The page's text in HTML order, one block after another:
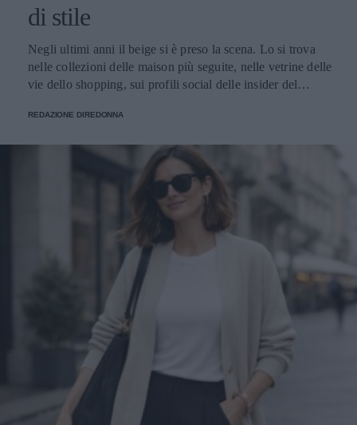
di stile
Negli ultimi anni il beige si è preso la scena. Lo si trova nelle collezioni delle maison più seguite, nelle vetrine delle vie dello shopping, sui profili social delle insider del settore e nei guardaroba delle donne che alla moda dedicano attenzione. È diventato il colore che racconta il momento, quello che torna ogni stagione con declinazioni sempre nuove e che oggi vive un'esposizione mediatica raramente vista in passato. Le ragioni di questa centralità si intrecciano. Il beige risponde perfettamente al gusto contemporaneo per l'eleganza misurata, fatta di toni desaturati e capi pensati per durare. Si adatta splendidamente nei contesti più diversi: in ufficio, a una cena, in un weekend fuori porta, mantenendo sempre lo stesso registro raffinato. E lavora benissimo davanti all'obiettivo, sotto qualunque tipo di luce, su qualunque tipo di sfondo urbano o naturale. Il risultato è che oggi parlare di moda femminile senza nominare il beige è praticamente impossibile. Cappotti, giacche, trench, pantaloni, maglie, accessori: la palette neutra ha colonizzato ogni categoria del guardaroba, con una versatilità che continua a sorprendere addette ai lavori e appassionate. Le mille sfumature di una tonalità solo apparentemente uniforme Dietro al beige si nasconde una gamma cromatica vastissima, fatta di sfumature che cambiano carattere a seconda di quanto pendono verso il caldo o verso il freddo, di quanto sono sature o desaturate, di quanto si avvicinano al bianco o si spingono verso il marrone. Quelle più calde - cammello, biscotto, tabacco, miele - evocano immediatamente comfort e ricchezza. Hanno una nota dorata che richiama i tessuti pregiati come il cashmere e la lana d'agnello, e nelle collezioni invernali fanno la parte del leone. Le si vede su cappotti dal taglio classico, su giacche dalla linea morbida, su maglie oversize pensate per i mesi freddi. Le sfumature fredde - greige, nude rosato, beige cinereo, taupe - raccontano un'altra storia. Sono più contemporanee e sono perfette su tagli netti e silhouette moderne. Hanno conquistato spazio nel gusto urbano delle grandi capitali della moda, da Copenaghen a Tokyo, dove vengono interpretate in chiave minimalista con linee rigorose e proporzioni studiate. Tra questi due poli si muovono i beige neutri, i veri jolly del guardaroba che si abbinano a tutto: ai grigi, ai blu, ai bianchi, ai colori accesi che vogliano un punto di calma. Sono le tonalità che ogni stylist tiene a portata di mano per bilanciare un look senza forzature. A ognuna la sua sfumatura Una delle ragioni del successo del beige è semplice: con la sfumatura giusta, sta bene davvero a tutte. La famiglia cromatica è così ampia che ogni tipo di carnagione trova la sua declinazione ideale - basta scegliere il sottotono adatto al colore della pelle, degli occhi e dei capelli. Le donne con pelle chiara e sottotono freddo trovano la loro dimensione nei greige, nei nude rosati e nei beige cinerei, che dialogano in modo naturale con incarnati tenui. Le pelli ambrate, olivastre o dorate si illuminano con i cammello, i biscotto e i tabacco, che esaltano il calore della carnagione. Le pelli medie con sottotono neutro hanno la fortuna di poter giocare con quasi tutte le sfumature della palette, dalle più chiare alle più sature. Un altro punto di forza è il rapporto con la luce. Sotto il sole estivo il beige si accende e diventa solare, sotto i cieli grigi invernali mantiene calore e presenza, alla luce artificiale degli ambienti chiusi resta sempre raffinato senza appiattirsi. Pochi colori conservano il proprio carattere in ogni condizione di illuminazione, e questa qualità rende il beige un alleato prezioso per le giornate fatte di molti cambi di scena. A questo si aggiunge la sua flessibilità: il beige si adatta a ogni ambiente, dal più formale al più rilassato. Sta bene in ufficio, in una riunione importante, a una cerimonia, a una cena tra amiche, a una passeggiata del sabato pomeriggio. Pochi colori coprono una gamma così ampia di occasioni mantenendo intatta la propria eleganza. Total beige: come indossarlo senza appiattirlo Tra le tendenze più forti degli ultimi anni c'è il total beige look, che consiste nel vestirsi interamente in sfumature della stessa famiglia cromatica, dal capospalla alle scarpe. Una formula che richiede attenzione per riuscire bene, ma che ben dosata regala risultati di grande raffinatezza. Il segreto sta nel giocare con sottotoni vicini ma diversi. Un pantalone color sabbia abbinato a una camicia écru e a un capospalla cammello dà molto più carattere di un look fatto di un'unica identica tonalità ripetuta dalla testa ai piedi. Le piccole variazioni cromatiche danno profondità all'insieme e impediscono l'effetto monotono. Determinante è anche il mix di materiali. Quando il colore è uniforme, sono le texture a fare la differenza: una camicia di seta sotto una giacca di lana, un pantalone di lino con un capospalla in cashmere, accessori in pelle che dialogano con maglie morbide. Il gioco delle superfici tattili è ciò che trasforma un total look beige da banale a sofisticato. Attenzione alla la regola del dettaglio che spezza. Una cintura in cuoio scuro, una collana dorata, un foulard con un accento più caldo o più freddo: piccoli scostamenti che danno ritmo al look e gli regalano carattere senza intaccare la coerenza cromatica. Un accessorio scelto bene fa la differenza tra un outfit elegante e un outfit memorabile. Dal lino estivo al cashmere invernale: una palette per tutto l'anno Una delle qualità più apprezzate del beige è la capacità di accompagnare il guardaroba lungo tutte le stagioni. In estate vive nei lini grezzi, nei cotoni leggeri e nelle sete fresche; in primavera e autunno passa ai twill, ai jersey strutturati e ai velluti; in inverno diventa protagonista delle materie nobili come cashmere, lana vergine, alpaca e mohair. Questa continuità ha cambiato il modo in cui molte donne pensano agli acquisti. Anziché ripartire da capo a ogni cambio di stagione, si ragiona per filoni cromatici che durano nel tempo: capi che dialogano tra loro mese dopo mese, accessori che stanno bene su outfit diversi, una palette che permette di mescolare gli investimenti fatti in momenti differenti dell'anno senza rotture stilistiche. I capispalla sono il terreno dove questa logica dà i risultati migliori. Un cappotto beige si adatta alle occasioni più diverse con una facilità che pochi altri capi possiedono: si presta a tagli classici e contemporanei, dialoga con qualunque palette del guardaroba sottostante, risalta l'eleganza di un completo formale come la vivacità di un look casual. La conferma di questa versatilità si può rintracciare guardando alle proposte di realtà consolidate come Cinzia Rocca, che hanno fatto della sartorialità italiana applicata al capospalla la propria firma: ogni cappotto beige da donna dell’azienda è pensato per durare nel tempo, grazie a tagli che restano attuali stagione dopo stagione e a lavorazioni che portano avanti la tradizione artigianale del Made in Italy. Il beige in passerella: una palette che valorizza il taglio Chi segue le sfilate sa che il beige ricorre con costanza in ogni stagione, dalle collezioni primavera-estate a quelle autunno-inverno. Non è una scelta casuale: la palette neutra valorizza il taglio del capo, mette in luce la qualità della lavorazione, fa emergere la pulizia delle linee senza che il colore rubi la scena. Quando un capo sfila in cammello chiaro o in sabbia, l'occhio coglie subito la forma: il volume delle spalle, la cadenza dei dettagli sartoriali, la cintura che disegna la vita, la lunghezza che dialoga con la figura. Il beige risulta una lente che porta in primo piano tutto il lavoro tecnico, e per questo i designer che vogliono far parlare la propria competenza scelgono spesso la palette neutra come terreno di esposizione del proprio savoir-faire. Anche la resa fotografica gioca un ruolo importante. Sotto le luci intense delle sfilate i toni beige restituiscono al meglio la materia: si vede la mano del tessuto, si percepisce il peso della lana o la leggerezza del lino, si distingue il cashmere dalla pura vergine. Gli scatti che escono dalle passerelle raccontano così la realtà del capo con un'onestà rara, e ogni uscita diventa un'occasione di comunicazione tecnica oltre che estetica. Vale infine il discorso delle uscite in serie. La palette neutra permette di mandare in scena interi blocchi di collezione fondati sulla coerenza cromatica: a quel punto sono il taglio, il volume e i piccoli scarti di sfumatura a fare la differenza tra un look e l'altro. Un linguaggio di sfilata raffinato che premia l'occhio attento e che funziona ugualmente bene nelle collezioni leggere della bella stagione come in quelle stratificate dei mesi freddi. Il beige come dichiarazione: meno rumore, più identità Il successo del beige racconta qualcosa di più ampio sul modo in cui le donne hanno deciso di vestirsi oggi. Racconta il superamento dell'estetica dei colori accesi a ogni costo, l'affermazione di un gusto che riconosce nell'eleganza discreta una forma di stile più matura, l'emergere di una moda che lavora per coerenza anziché per impatto immediato. Scegliere il beige significa anche scegliere un rapporto diverso con il calendario delle tendenze. Vuol dire prediligere una palette stabile che resta attuale a distanza di anni, capace di accompagnare il guardaroba lungo cicli di rinnovo molto più ampi di quelli imposti dalle collezioni stagionali. È una scelta da donna che sa cosa le piace, e che premia chi la fa con un guardaroba più funzionale, fatto di capi che si sostengono a vicenda. C'è infine una dimensione personale che merita attenzione. Quando il colore lavora in secondo piano, ciò che resta in primo piano è chi indossa il capo: il viso, il portamento, l'energia che ognuna porta con sé. Il beige restituisce centralità alla donna e le lascia definire il significato di ciò che indossa. In un'epoca in cui spesso il guardaroba urla per farsi n
REDAZIONE DIREDONNA